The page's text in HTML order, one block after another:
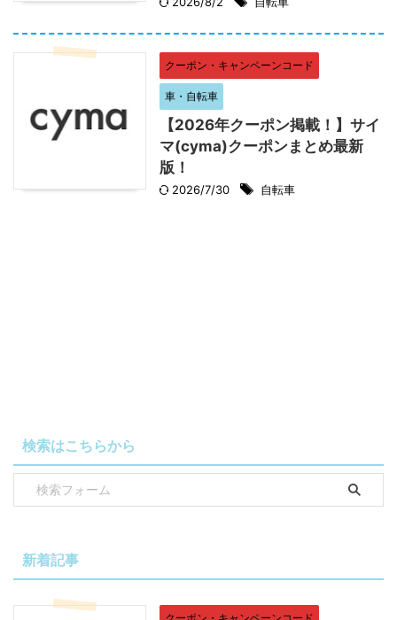
クーポン・キャンペーンコード
車・自転車
【2026年クーポン掲載！】サイ
マ(cyma)クーポンまとめ最新
版！
2026/7/30 自転車
検索はこちらから
新着記事